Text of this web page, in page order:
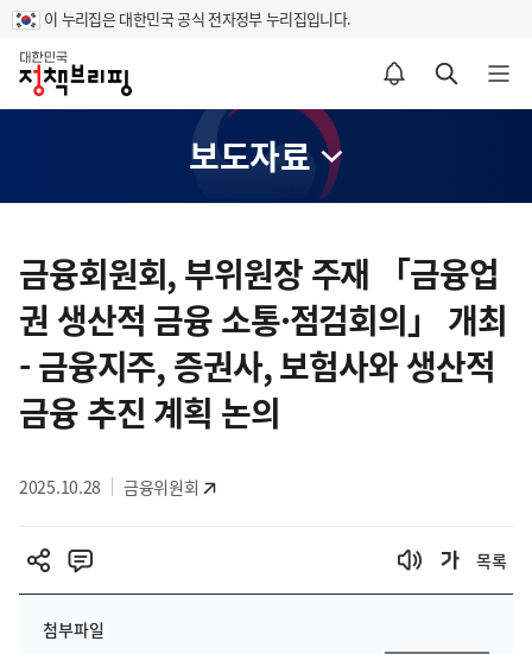
이 누리집은 대한민국 공식 전자정부 누리집입니다.
홈
알림설정 바로가기 검색 바로가기 메뉴 열기
보도자료
텐
츠
영
역
금융회원회, 부위원장 주재 「금융업
권 생산적 금융 소통·점검회의」 개최
- 금융지주, 증권사, 보험사와 생산적
금융 추진 계획 논의
2025.10.28 금융위원회
목록
첨부파일